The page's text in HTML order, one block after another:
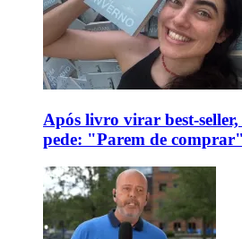
Após livro virar best-
pede: "Parem de comprar"